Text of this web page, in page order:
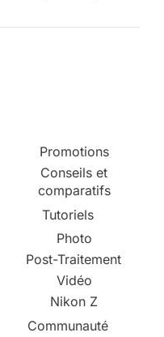
Promotions
Conseils et
comparatifs
Tutoriels
Photo
Post-Traitement
Vidéo
Nikon Z
Communauté